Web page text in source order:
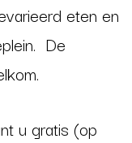
eten en
De
u gratis (op